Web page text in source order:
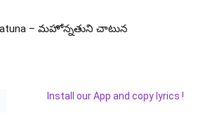
– మహోన్నతుని చాటున
Install our App and copy lyrics !